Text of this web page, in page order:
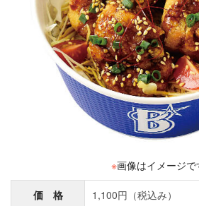
※画像はイメージで
価 格 1,100円（税込み）